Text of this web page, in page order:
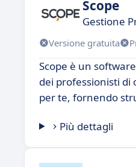
Scope
Gestione
Versione gratuita
Scope è un
dei professionisti di
per te, fornendo
Più dettagli